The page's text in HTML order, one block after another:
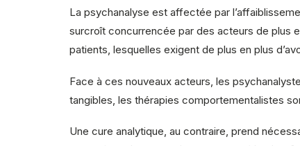
La psychanalyse est affectée par
surcroît concurrencée par des acteurs de plus
patients, lesquelles exigent de plus en plus
Face à ces nouveaux acteurs, les
tangibles, les thérapies comportementalistes
Une cure analytique, au contraire, prend